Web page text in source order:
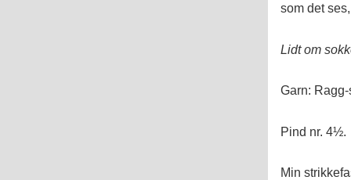
som det
Lidt om
Garn:
Pind nr. 4½.
Min